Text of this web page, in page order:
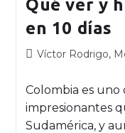
Qué ver y
en 10 días
Víctor Rodrigo,
Colombia es uno
impresionantes
Sudamérica, y